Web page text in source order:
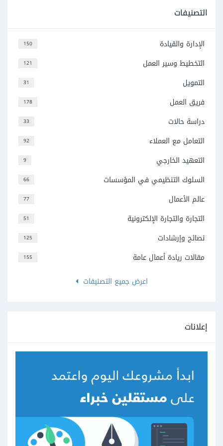
التصنيفات
150 الإدارة والقيادة
121 التخطيط وسير العمل
31 التمويل
178 فريق العمل
33 دراسة حالات
92 التعامل مع العملاء
9 التعهيد الخارجي
66 السلوك التنظيمي في المؤسسات
77 عالم الأعمال
51 التجارة والتجارة الإلكترونية
125 نصائح وإرشادات
155
مقالات ريادة أعمال عامة
اعرض جميع التصنيفات
إعلانات